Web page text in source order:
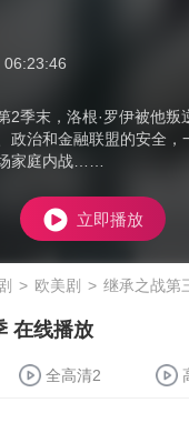
06:23:46
2季末，洛根·罗伊被他叛
政治和金融联盟的安全，
家庭内战……
立即播放
> 欧美剧 > 继承之战第
在线播放
全高清2